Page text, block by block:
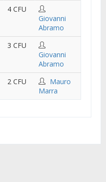
4 CFU
Giovanni
Abramo
3 CFU
Giovanni
Abramo
2 CFU
Mauro
Marra